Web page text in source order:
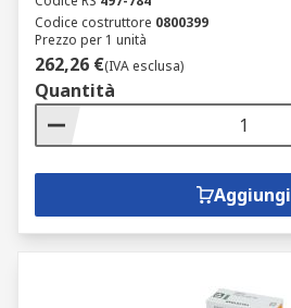
Codice costruttore 0800399
Prezzo per 1 unità
262,26 €(IVA esclusa)
Quantità
Aggiungi